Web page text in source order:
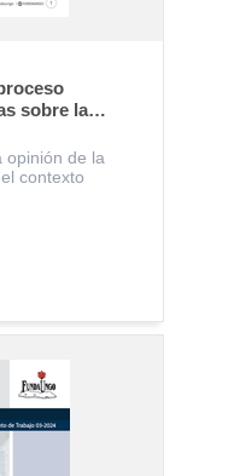
sobre la
y
opinión de la
contexto